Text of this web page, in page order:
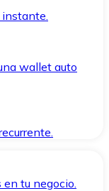
wallet auto
tu negocio.